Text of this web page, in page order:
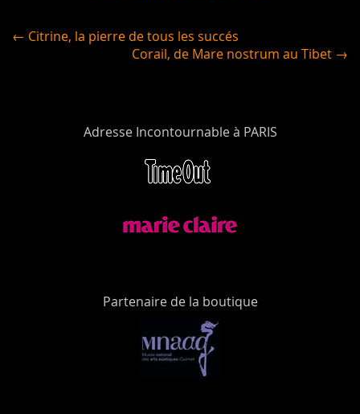
← Citrine, la pierre de tous les succés
Corail, de Mare nostrum au Tibet →
Adresse Incontournable à PARIS
Partenaire de la boutique